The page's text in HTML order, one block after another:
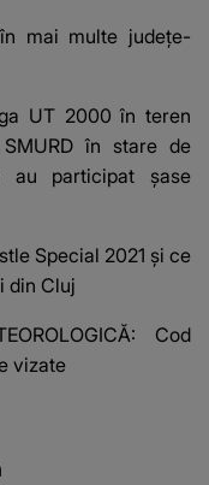
mai multe județe-
UT 2000 în teren
în stare de
au participat şase
Special 2021 și ce
din Cluj
Cod
vizate